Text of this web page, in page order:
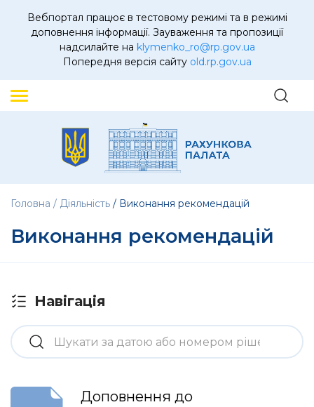
Вебпортал працює в тестовому режимі та в режимі
доповнення інформації. Зауваження та пропозиції
надсилайте на klymenko_ro@rp.gov.ua
Попередня версія сайту old.rp.gov.ua
Головна Діяльність Виконання рекомендацій
Виконання рекомендацій
Навігація
Доповнення до